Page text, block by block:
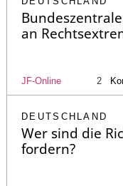
an
JF-Online 2
DEUTSCHLAND
Wer sind die
fordern?